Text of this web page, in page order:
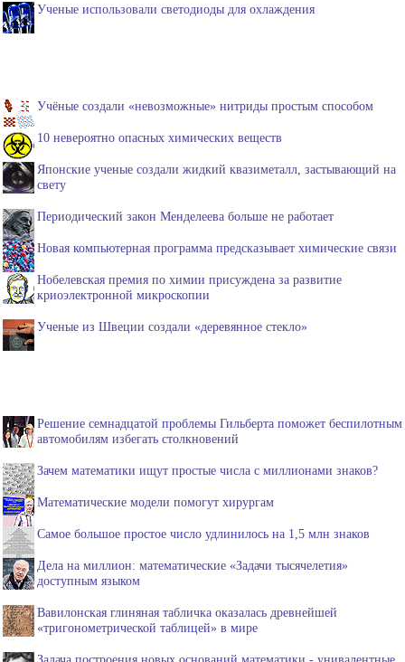
Ученые использовали светодиоды для охлаждения
Учёные создали «невозможные» нитриды простым способом
10 невероятно опасных химических веществ
Японские ученые создали жидкий квазиметалл, застывающий на
свету
Периодический закон Менделеева больше не работает
Новая компьютерная программа предсказывает химические связи
Нобелевская премия по химии присуждена за развитие
криоэлектронной микроскопии
Ученые из Швеции создали «деревянное стекло»
Решение семнадцатой проблемы Гильберта поможет беспилотным
автомобилям избегать столкновений
Зачем математики ищут простые числа с миллионами знаков?
Математические модели помогут хирургам
Самое большое простое число удлинилось на 1,5 млн знаков
Дела на миллион: математические «Задачи тысячелетия»
доступным языком
Вавилонская глиняная табличка оказалась древнейшей
«тригонометрической таблицей» в мире
Задача построения новых оснований математики - унивалентные